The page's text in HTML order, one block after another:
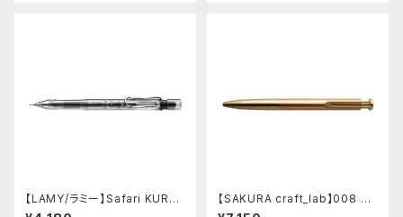
【LAMY/ラミー】Safari KURU
TOGA inside シャープペンシ
【SAKURA craft_lab】008 ゲ
ルインキボールペン (アシッドピ